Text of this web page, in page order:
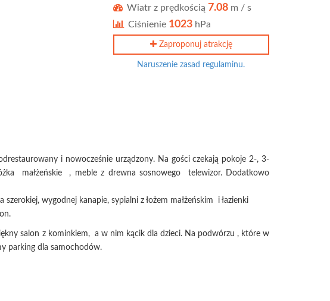
Wiatr z prędkością 7.08m / s
Ciśnienie 1023hPa
Zaproponuj atrakcję
Naruszenie zasad regulaminu.
i nowocześnie urządzony. Na gości czekają pokoje 2-, 3-
małżeńskie , meble z drewna sosnowego telewizor. Dodatkowo
wygodnej kanapie, sypialni z łożem małżeńskim i łazienki
salon z kominkiem, a w nim kącik dla dzieci. Na podwórzu , które w
parking dla samochodów.